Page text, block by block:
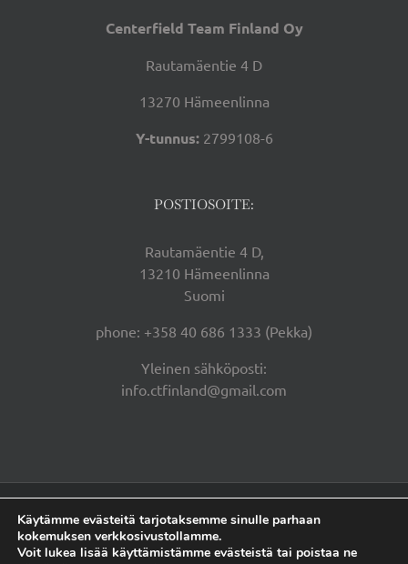
Centerfield Team Finland Oy
Rautamäentie 4 D
13270 Hämeenlinna
Y-tunnus: 2799108-6
POSTIOSOITE:
Rautamäentie 4 D,
13210 Hämeenlinna
Suomi
phone: +358 40 686 1333 (Pekka)
Yleinen sähköposti:
info.ctfinland@gmail.com
Kansleri Oy |Ylläpito
Käytämme evästeitä tarjotaksemme sinulle parhaan
kokemuksen verkkosivustollamme.
Voit lukea lisää käyttämistämme evästeistä tai poistaa ne